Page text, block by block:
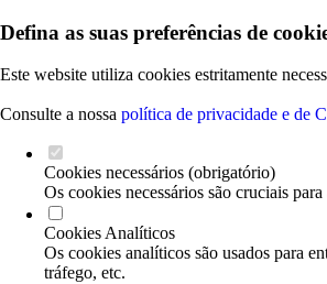
Defina as suas preferências de
Este website utiliza cookies estritamente
Consulte a nossa política de privacidade e de
Cookies necessários (obrigatório)
Os cookies necessários são cruciais
Cookies Analíticos
Os cookies analíticos são usados para
tráfego, etc.